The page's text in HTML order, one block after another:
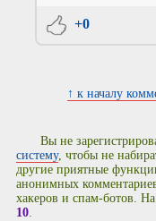
+0
↑ к началу
Вы не
систему, чтобы не
другие приятные
анонимных
хакеров и спам-ботов.
10.